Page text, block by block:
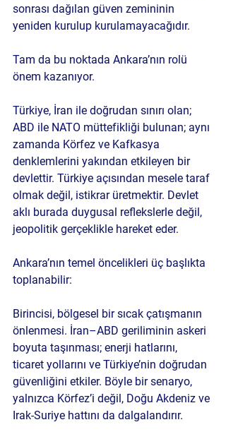
sonrası dağılan güven zemininin
yeniden kurulup kurulamayacağıdır.
Tam da bu noktada Ankara’nın rolü
önem kazanıyor.
Türkiye, İran ile doğrudan sınırı olan;
ABD ile NATO müttefikliği bulunan; aynı
zamanda Körfez ve Kafkasya
denklemlerini yakından etkileyen bir
devlettir. Türkiye açısından mesele taraf
olmak değil, istikrar üretmektir. Devlet
aklı burada duygusal reflekslerle değil,
jeopolitik gerçeklikle hareket eder.
Ankara’nın temel öncelikleri üç başlıkta
toplanabilir:
Birincisi, bölgesel bir sıcak çatışmanın
önlenmesi. İran–ABD geriliminin askeri
boyuta taşınması; enerji hatlarını,
ticaret yollarını ve Türkiye’nin doğrudan
güvenliğini etkiler. Böyle bir senaryo,
yalnızca Körfez’i değil, Doğu Akdeniz ve
Irak-Suriye hattını da dalgalandırır.